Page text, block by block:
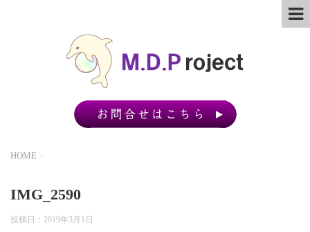
HOME >
IMG_2590
投稿日： 2019年3月1日